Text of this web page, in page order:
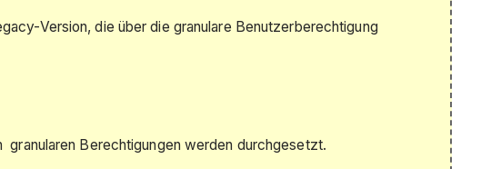
Version, die über die granulare Benutzerberechtigung
Berechtigungen werden durchgesetzt.